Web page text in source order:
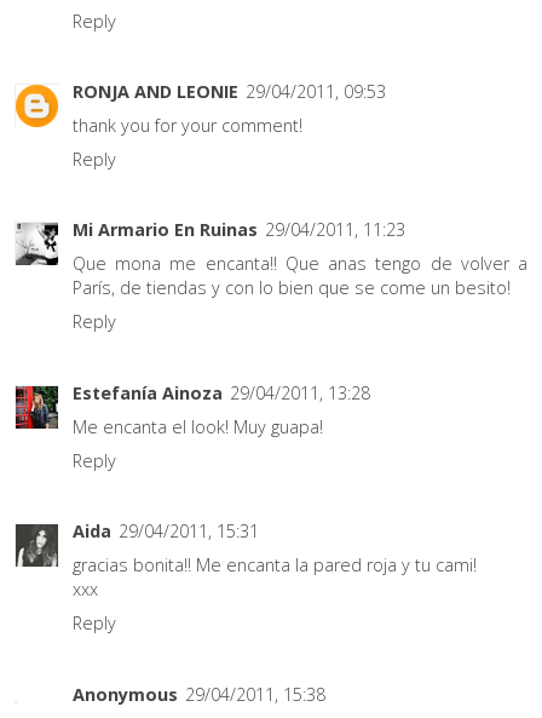
Reply
RONJA AND LEONIE 29/04/2011, 09:53
thank you for your comment!
Reply
Mi Armario En Ruinas 29/04/2011, 11:23
Que mona me encanta!! Que anas tengo de volver a
París, de tiendas y con lo bien que se come un besito!
Reply
Estefanía Ainoza 29/04/2011, 13:28
Me encanta el look! Muy guapa!
Reply
Aida 29/04/2011, 15:31
gracias bonita!! Me encanta la pared roja y tu cami!
xxx
Reply
Anonymous 29/04/2011, 15:38